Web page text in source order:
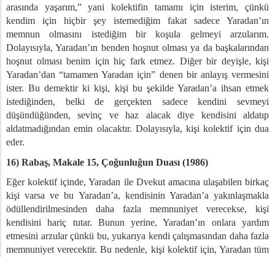
arasında yaşarım,” yani kolektifin tamamı için isterim, çünkü
kendim için hiçbir şey istemediğim fakat sadece Yaradan’ın
memnun olmasını istediğim bir koşula gelmeyi arzularım.
Dolayısıyla, Yaradan’ın benden hoşnut olması ya da başkalarından
hoşnut olması benim için hiç fark etmez. Diğer bir deyişle, kişi
Yaradan’dan “tamamen Yaradan için” denen bir anlayış vermesini
ister. Bu demektir ki kişi, kişi bu şekilde Yaradan’a ihsan etmek
istediğinden, belki de gerçekten sadece kendini sevmeyi
düşündüğünden, sevinç ve haz alacak diye kendisini aldatıp
aldatmadığından emin olacaktır. Dolayısıyla, kişi kolektif için dua
eder.
16) Rabaş, Makale 15, Çoğunluğun Duası (1986)
Eğer kolektif içinde, Yaradan ile Dvekut amacına ulaşabilen birkaç
kişi varsa ve bu Yaradan’a, kendisinin Yaradan’a yakınlaşmakla
ödüllendirilmesinden daha fazla memnuniyet verecekse, kişi
kendisini hariç tutar. Bunun yerine, Yaradan’ın onlara yardım
etmesini arzular çünkü bu, yukarıya kendi çalışmasından daha fazla
memnuniyet verecektir. Bu nedenle, kişi kolektif için, Yaradan tüm